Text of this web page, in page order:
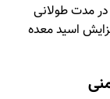
مدت طولانی
اسید معده